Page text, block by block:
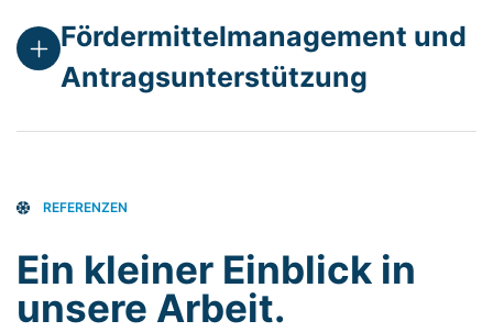
Fördermittelmanagement und
Antragsunterstützung
REFERENZEN
Ein kleiner Einblick in
unsere Arbeit.